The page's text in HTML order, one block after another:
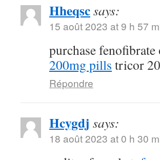
Hheqscsays:
15 août 2023 at 9 h 57
purchase fenofibrate
200mg pills tricor
Répondre
Hcygdj says:
18 août 2023 at 0 h 30